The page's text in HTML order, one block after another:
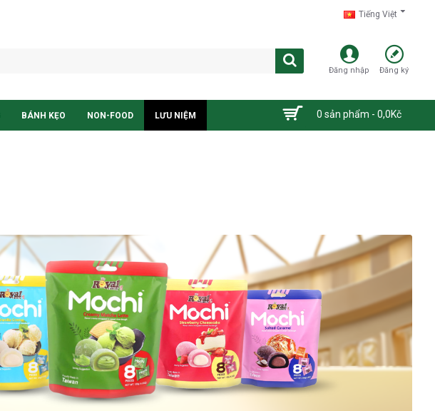
Tiếng Việt
Đăng nhập Đăng ký
BÁNH KẸO NON-FOOD LƯU NIỆM 0 sản phẩm - 0,0Kč